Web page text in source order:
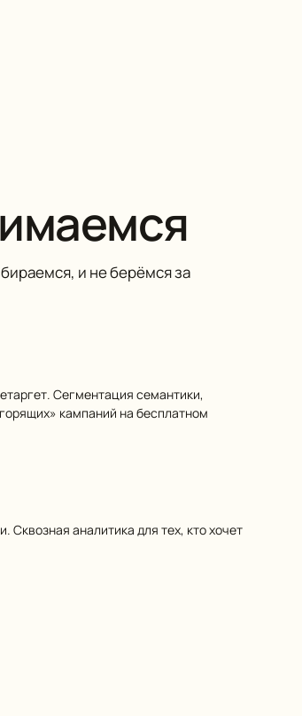
и не берёмся за
Сегментация семантики,
кампаний на бесплатном
Сквозная аналитика для тех, кто хочет